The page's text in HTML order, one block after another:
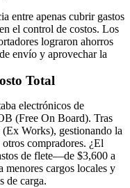
entre apenas cubrir gastos
el control de costos. Los
lograron ahorros
envío y aprovechar la
Total
electrónicos de
(Free On Board). Tras
(Ex Works), gestionando la
compradores. ¿El
de flete—de $3,600 a
cargos locales y
de carga.